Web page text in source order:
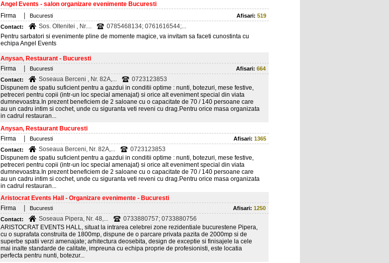
Angel Events - salon organizare evenimente Bucuresti
Firma
Bucuresti Afisari: 519
Contact:
Sos. Oltenitei , Nr....
0785468134; 0761616544;...
Pentru sarbatori si evenimente pline de momente magice, va invitam sa faceti cunostinta cu
echipa Angel Events
Anysan, Restaurant - Bucuresti
Firma
Bucuresti Afisari: 664
Contact:
Soseaua Berceni , Nr. 82A,...
0723123853
Dispunem de spatiu suficient pentru a gazdui in conditii optime : nunti, botezuri, mese festive,
petreceri pentru copii (intr-un loc special amenajat) si orice alt eveniment special din viata
dumnevoastra.In prezent beneficiem de 2 saloane cu o capacitate de 70 / 140 persoane care
au un cadru intim si cochet, unde cu siguranta veti reveni cu drag.Pentru orice masa organizata
in cadrul restauran...
Anysan, Restaurant Bucuresti
Firma
Bucuresti Afisari: 1365
Contact:
Soseaua Berceni, Nr. 82A,...
0723123853
Dispunem de spatiu suficient pentru a gazdui in conditii optime : nunti, botezuri, mese festive,
petreceri pentru copii (intr-un loc special amenajat) si orice alt eveniment special din viata
dumnevoastra.In prezent beneficiem de 2 saloane cu o capacitate de 70 / 140 persoane care
au un cadru intim si cochet, unde cu siguranta veti reveni cu drag.Pentru orice masa organizata
in cadrul restauran...
Aristocrat Events Hall - Organizare evenimente - Bucuresti
Firma
Bucuresti Afisari: 1250
Contact:
Soseaua Pipera, Nr. 48,...
0733880757; 0733880756
ARISTOCRAT EVENTS HALL, situat la intrarea celebrei zone rezidentiale bucurestene Pipera,
cu o suprafata construita de 1800mp, dispune de o parcare privata pazita de 2000mp si de
superbe spatii verzi amenajate; arhitectura deosebita, design de exceptie si finisajele la cele
mai inalte standarde de calitate, impreuna cu echipa proprie de profesionisti, este locatia
perfecta pentru nunti, botezur...